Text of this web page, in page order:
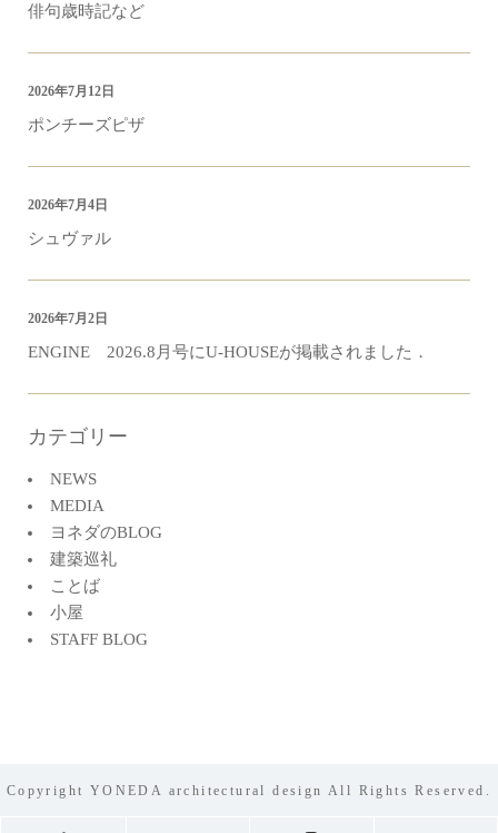
俳句歳時記など
ポンチーズピザ
2026年7月12日
シュヴァル
2026年7月4日
ENGINE 2026.8月号にU-HOUSEが掲載されました．
2026年7月2日
カテゴリー
NEWS
MEDIA
ヨネダのBLOG
建築巡礼
ことば
小屋
STAFF BLOG
Copyright YONEDA architectural design All Rights Reserved.